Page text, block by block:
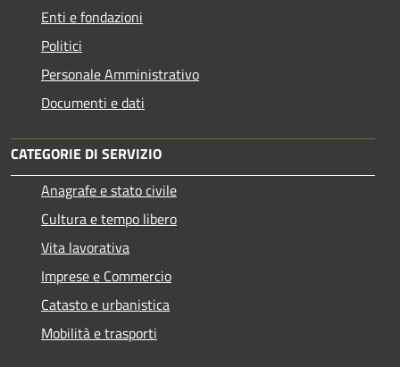
Enti e fondazioni
Politici
Personale Amministrativo
Documenti e dati
CATEGORIE DI SERVIZIO
Anagrafe e stato civile
Cultura e tempo libero
Vita lavorativa
Imprese e Commercio
Catasto e urbanistica
Mobilità e trasporti